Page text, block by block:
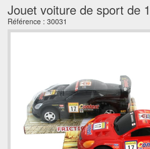
Jouet voiture de sport de
Référence : 30031